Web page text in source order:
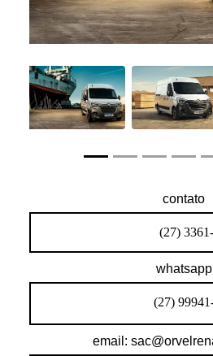
contato
(27)
whatsapp
(27)
email: